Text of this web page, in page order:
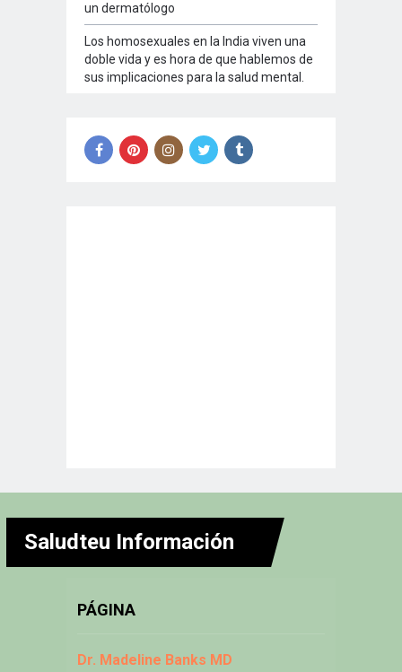
un dermatólogo
Los homosexuales en la India viven una
doble vida y es hora de que hablemos de
sus implicaciones para la salud mental.
Saludteu Información
PÁGINA
Dr. Madeline Banks MD